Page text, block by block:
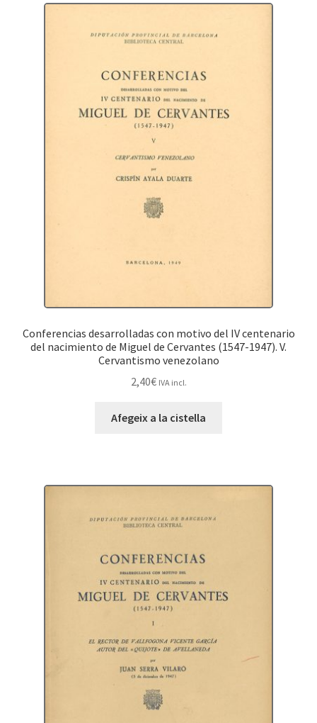
Conferencias desarrolladas con motivo del IV centenario
del nacimiento de Miguel de Cervantes (1547-1947). V.
Cervantismo venezolano
2,40€ IVA incl.
Afegeix a la cistella